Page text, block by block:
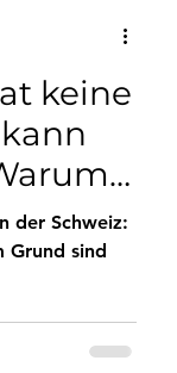
keine
der Schweiz:
Grund sind